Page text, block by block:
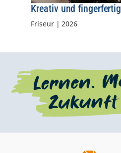
Kreativ und fingerfertig
Friseur| 2026